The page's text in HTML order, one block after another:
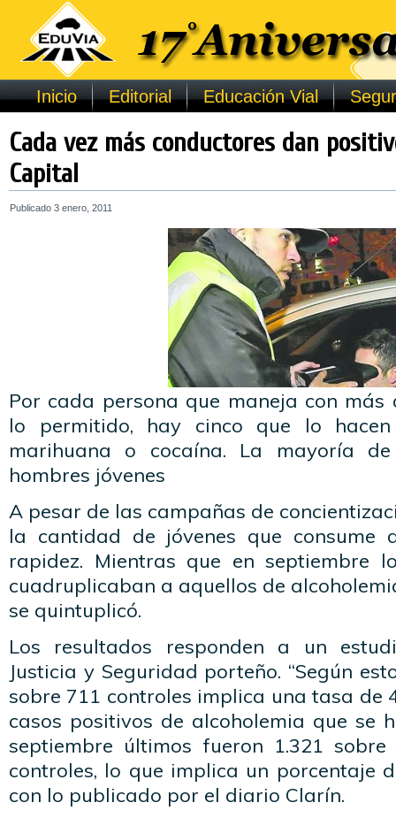
Inicio Editorial Educación Vial
Cada vez más conductores dan
Capital
Publicado 3 enero, 2011
Por cada persona que maneja con más
lo permitido, hay cinco que lo
marihuana o cocaína. La mayoría
hombres jóvenes
A pesar de las campañas de
la cantidad de jóvenes que consume
rapidez. Mientras que en septiembre
cuadruplicaban a aquellos de
se quintuplicó.
Los resultados responden a un
Justicia y Seguridad porteño. “Según
sobre 711 controles implica una tasa de
casos positivos de alcoholemia que se
septiembre últimos fueron 1.321
controles, lo que implica un porcentaje
con lo publicado por el diario Clarín.